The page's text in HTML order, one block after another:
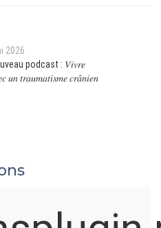
2026
podcast : 𝑉𝑖𝑣𝑟𝑒
𝑢𝑛 𝑡𝑟𝑎𝑢𝑚𝑎𝑡𝑖𝑠𝑚𝑒 𝑐𝑟𝑎̂𝑛𝑖𝑒𝑛